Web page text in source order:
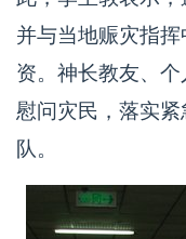
并与当地赈灾指
资。神长教友、
慰问灾民，落实
队。